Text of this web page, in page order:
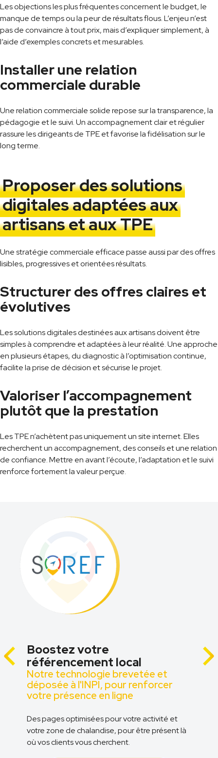
Les objections les plus fréquentes concernent le budget, le
manque de temps ou la peur de résultats flous. L’enjeu n’est
pas de convaincre à tout prix, mais d’expliquer simplement, à
l’aide d’exemples concrets et mesurables.
Installer une relation
commerciale durable
Une relation commerciale solide repose sur la transparence, la
pédagogie et le suivi. Un accompagnement clair et régulier
rassure les dirigeants de TPE et favorise la fidélisation sur le
long terme.
Proposer des solutions
digitales adaptées aux
artisans et aux TPE
Une stratégie commerciale efficace passe aussi par des offres
lisibles, progressives et orientées résultats.
Structurer des offres claires et
évolutives
Les solutions digitales destinées aux artisans doivent être
simples à comprendre et adaptées à leur réalité. Une approche
en plusieurs étapes, du diagnostic à l’optimisation continue,
facilite la prise de décision et sécurise le projet.
Valoriser l’accompagnement
plutôt que la prestation
Les TPE n’achètent pas uniquement un site internet. Elles
recherchent un accompagnement, des conseils et une relation
de confiance. Mettre en avant l’écoute, l’adaptation et le suivi
renforce fortement la valeur perçue.
Boostez votre
référencement local
Notre technologie brevetée et
déposée à l'INPI, pour renforcer
votre présence en ligne
Des pages optimisées pour votre activité et
votre zone de chalandise, pour être présent là
où vos clients vous cherchent.